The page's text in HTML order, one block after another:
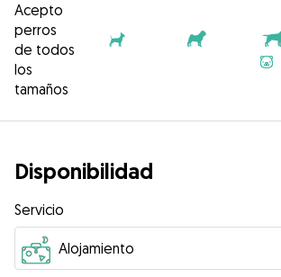
Acepto
perros
de todos
los
tamaños
Disponibilidad
Servicio